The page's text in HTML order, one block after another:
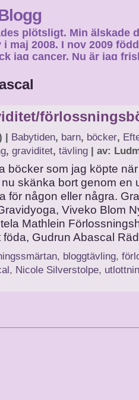
plötsligt. Min älskade
maj 2008. I nov 2009
jag cancer. Nu är jag
| Babytiden, barn, böcker,
, graviditet, tävling | av:
böcker som jag köpte
skänka bort genom en
för någon eller några.
Viveko Blom
Mathlein
föda, Gudrun Abascal
, bloggtävling,
, Nicole Silverstolpe,